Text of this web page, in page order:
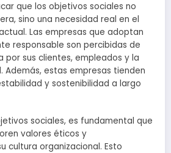
que los objetivos sociales no
sino una necesidad real en el
Las empresas que adoptan
responsable son percibidas de
por sus clientes, empleados y la
Además, estas empresas tienden
y sostenibilidad a largo
sociales, es fundamental que
valores éticos y
cultura organizacional. Esto